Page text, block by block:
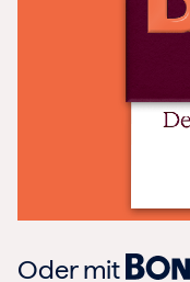
Oder mit